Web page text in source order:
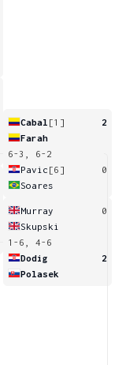
Cabal [1]
2
Farah
6-3, 6-2
Pavic [6]
0
Soares
Murray
0
Skupski
1-6, 4-6
Dodig
2
Polasek